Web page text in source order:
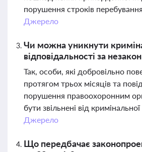
порушення строків
Джерело
Чи можна уникнути
відповідальності за
Так, особи, які добровільно
протягом трьох місяців та
порушення правоохоронним
бути звільнені від
Джерело
Що передбачає